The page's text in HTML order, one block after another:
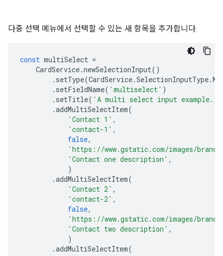
다중 선택 메뉴에서 선택할 수 있는 새 항목을 추가합니다.
const multiSelect =
CardService.newSelectionInput()
. setType(CardService.SelectionInputType.
. setFieldName( 'multiselect' )
. setTitle( 'A multi select input example.'
.addMultiSelectItem(
'Contact 1' ,
'contact-1' ,
false,
'https://www.gstatic.com/images/
'Contact one description' ,
)
.addMultiSelectItem(
'Contact 2' ,
'contact-2' ,
false,
'https://www.gstatic.com/images/
'Contact two description' ,
)
.addMultiSelectItem(